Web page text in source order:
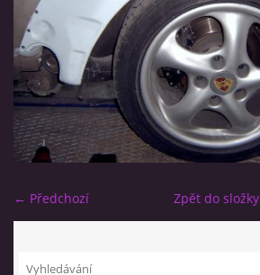
© 2026 eStránky.cz
← Předchozí Zpět do složky